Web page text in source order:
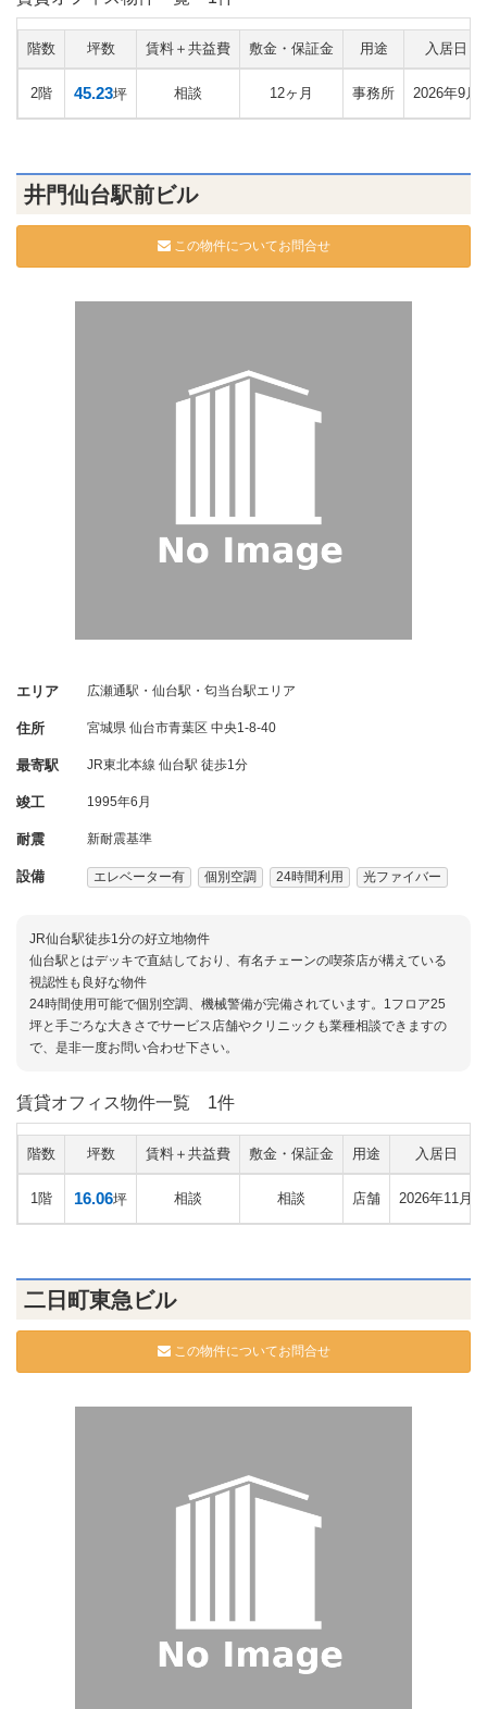
階数 坪数 賃料＋共益費 敷金・保証金 用途 入居日
2階 45.23坪 相談 12ヶ月 事務所 2026年9月
井門仙台駅前ビル
この物件についてお問合せ
エリア 広瀬通駅・仙台駅・匂当台駅エリア
住所 宮城県 仙台市青葉区 中央1-8-40
最寄駅 JR東北本線 仙台駅 徒歩1分
竣工 1995年6月
耐震 新耐震基準
設備 エレベーター有 個別空調 24時間利用 光ファイバー
JR仙台駅徒歩1分の好立地物件
仙台駅とはデッキで直結しており、有名チェーンの喫茶店が構えている
視認性も良好な物件
24時間使用可能で個別空調、機械警備が完備されています。1フロア25
坪と手ごろな大きさでサービス店舗やクリニックも業種相談できますの
で、是非一度お問い合わせ下さい。
賃貸オフィス物件一覧 1件
階数 坪数 賃料＋共益費 敷金・保証金 用途 入居日
1階 16.06坪 相談 相談 店舗 2026年11月
二日町東急ビル
この物件についてお問合せ